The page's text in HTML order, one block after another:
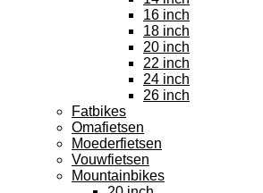
16 inch
18 inch
20 inch
22 inch
24 inch
26 inch
Fatbikes
Omafietsen
Moederfietsen
Vouwfietsen
Mountainbikes